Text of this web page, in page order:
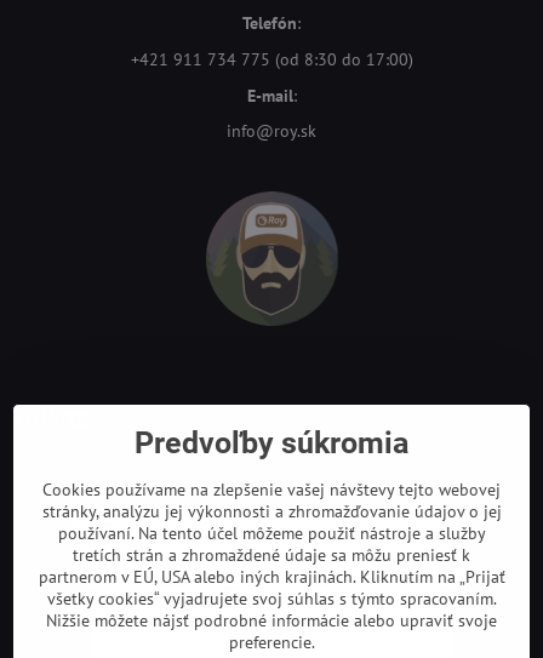
Telefón:
+421 911 734 775 (od 8:30 do 17:00)
E-mail:
info@roy.sk
Predvoľby súkromia
Cookies používame na zlepšenie vašej návštevy tejto webovej
stránky, analýzu jej výkonnosti a zhromažďovanie údajov o jej
používaní. Na tento účel môžeme použiť nástroje a služby
tretích strán a zhromaždené údaje sa môžu preniesť k
partnerom v EÚ, USA alebo iných krajinách. Kliknutím na „Prijať
všetky cookies“ vyjadrujete svoj súhlas s týmto spracovaním.
Nižšie môžete nájsť podrobné informácie alebo upraviť svoje
preferencie.